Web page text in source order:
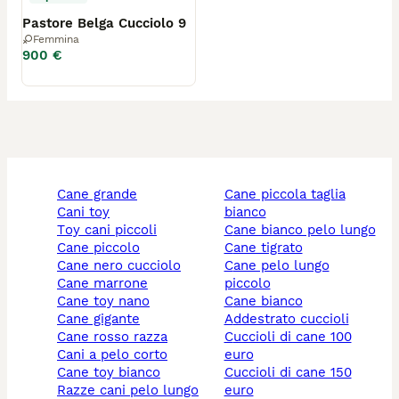
Pastore Belga Cucciolo 9
Femmina
900 €
cane grande
cani toy
toy cani piccoli
cane piccolo
cane nero cucciolo
cane marrone
cane toy nano
cane gigante
cane rosso razza
cani a pelo corto
cane toy bianco
razze cani pelo lungo
cane piccola taglia
bianco
cane bianco pelo lungo
cane tigrato
cane pelo lungo
piccolo
cane bianco
addestrato cuccioli
cuccioli di cane 100
euro
cuccioli di cane 150
euro